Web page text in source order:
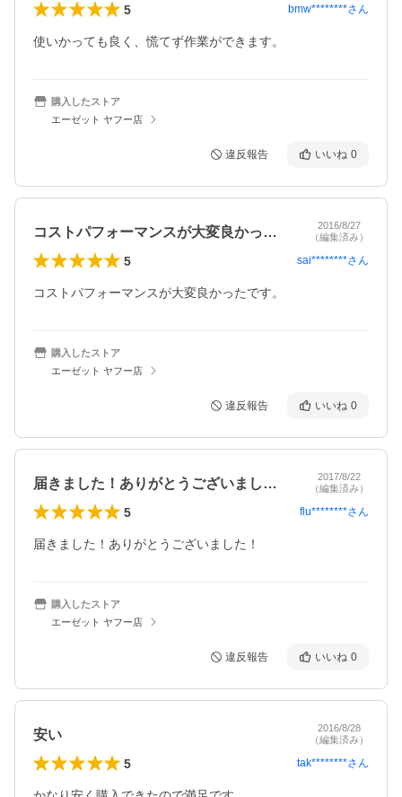
5 bmw********さん
使いかっても良く、慌てず作業ができます。
購入したストア
エーゼット ヤフー店
違反報告 いいね 0
コストパフォーマンスが大変良かったです…
2016/8/27
（編集済み）
5 sai********さん
コストパフォーマンスが大変良かったです。
購入したストア
エーゼット ヤフー店
違反報告 いいね 0
届きました！ありがとうございました！
2017/8/22
（編集済み）
5 flu********さん
届きました！ありがとうございました！
購入したストア
エーゼット ヤフー店
違反報告 いいね 0
安い
2016/8/28
（編集済み）
5 tak********さん